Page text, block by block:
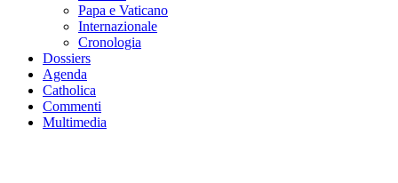
Papa e Vaticano
Internazionale
Cronologia
Dossiers
Agenda
Catholica
Commenti
Multimedia